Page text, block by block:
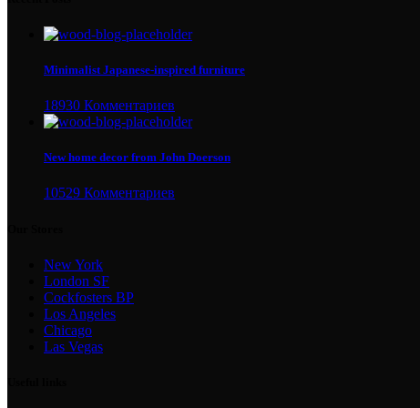
Minimalist Japanese-inspired furniture
18930 Комментариев
New home decor from John Doerson
10529 Комментариев
New York
London SF
Cockfosters BP
Los Angeles
Chicago
Las Vegas